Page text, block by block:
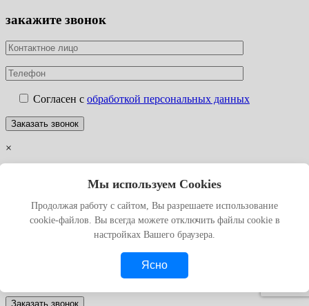
закажите звонок
Согласен с обработкой персональных данных
×
обработкой персональных данных
Мы используем Cookies
Продолжая работу с сайтом, Вы разрешаете использование
cookie-файлов. Вы всегда можете отключить файлы cookie в
настройках Вашего браузера.
Ясно